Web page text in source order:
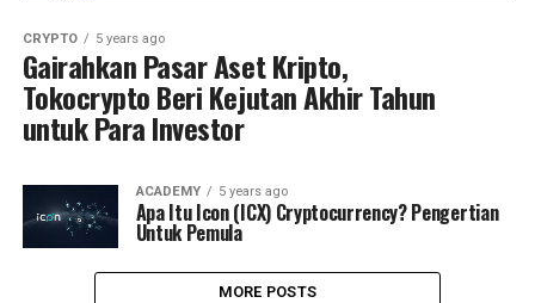
CRYPTO 5 years ago
Gairahkan Pasar Aset Kripto,
Tokocrypto Beri Kejutan Akhir Tahun
untuk Para Investor
ACADEMY 5 years ago
Apa Itu Icon (ICX) Cryptocurrency? Pengertian
Untuk Pemula
MORE POSTS